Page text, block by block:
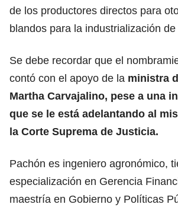
de los productores directos para
blandos para la industrialización de
Se debe recordar que el
contó con el apoyo de la ministra
Martha Carvajalino, pese a una
que se le está adelantando al
la Corte Suprema de Justicia.
Pachón es ingeniero agronómico,
especialización en Gerencia
maestría en Gobierno y Políticas